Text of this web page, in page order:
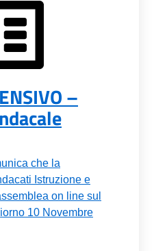
–
che la
Istruzione e
on line sul
10 Novembre